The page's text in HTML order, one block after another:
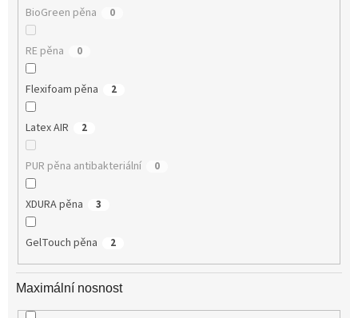
BioGreen pěna 0
RE pěna 0
Flexifoam pěna 2
Latex AIR 2
PUR pěna antibakteriální 0
XDURA pěna 3
GelTouch pěna 2
Maximální nosnost